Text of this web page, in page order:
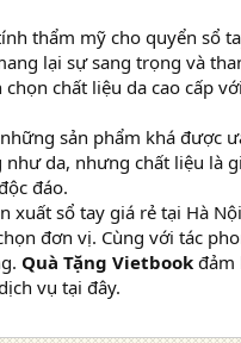
thẩm mỹ cho quyển sổ
lại sự sang trọng và
chất liệu da cao cấp
sản phẩm khá được
da, nhưng chất liệu là
đáo.
xuất sổ tay giá rẻ tại Hà
đơn vị. Cùng với tác
Quà Tặng Vietbook đảm
vụ tại đây.